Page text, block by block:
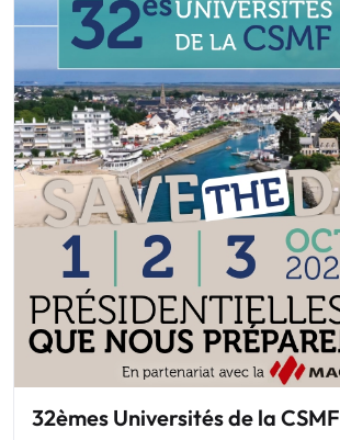
32èmes Universités de la CSMF